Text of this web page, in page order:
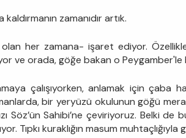
zamanıdır artık.
olan her zamana- işaret ediyor.
ve orada, göğe bakan o
çalışıyorken, anlamak için çaba
bir yeryüzü okulunun göğü
Söz’ün Sahibi’ne çeviriyoruz. Belki
Tıpkı kuraklığın masum muhtaçlığıyla